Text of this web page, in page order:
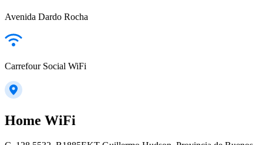
Avenida Dardo Rocha
Carrefour Social WiFi
Home WiFi